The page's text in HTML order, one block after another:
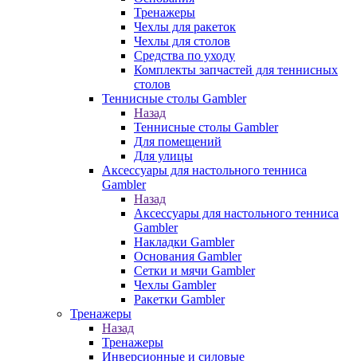
Тренажеры
Чехлы для ракеток
Чехлы для столов
Средства по уходу
Комплекты запчастей для теннисных
столов
Теннисные столы Gambler
Назад
Теннисные столы Gambler
Для помещений
Для улицы
Аксессуары для настольного тенниса
Gambler
Назад
Аксессуары для настольного тенниса
Gambler
Накладки Gambler
Основания Gambler
Сетки и мячи Gambler
Чехлы Gambler
Ракетки Gambler
Тренажеры
Назад
Тренажеры
Инверсионные и силовые